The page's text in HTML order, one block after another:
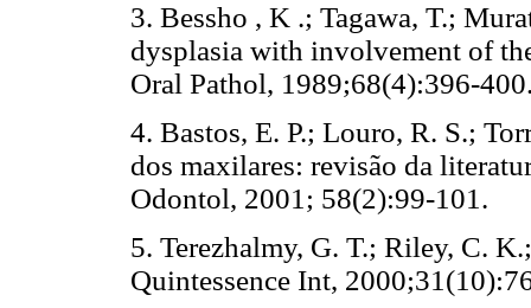
3. Bessho , K .; Tagawa, T.;
dysplasia with involvement of
Oral Pathol,
4. Bastos, E. P.; Louro, R. S.;
dos maxilares: revisão da
Odontol, 2001; 58(2):99-
5. Terezhalmy, G. T.; Riley, C.
Quintessence Int,